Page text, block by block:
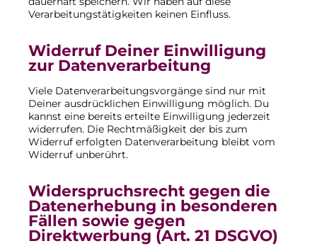
Verarbeitungstätigkeiten keinen Einfluss.
Widerruf Deiner Einwilligung
zur Datenverarbeitung
Viele Datenverarbeitungsvorgänge sind nur mit
Deiner ausdrücklichen Einwilligung möglich. Du
kannst eine bereits erteilte Einwilligung jederzeit
widerrufen. Die Rechtmäßigkeit der bis zum
Widerruf erfolgten Datenverarbeitung bleibt vom
Widerruf unberührt.
Widerspruchsrecht gegen die
Datenerhebung in besonderen
Fällen sowie gegen
Direktwerbung (Art. 21 DSGVO)